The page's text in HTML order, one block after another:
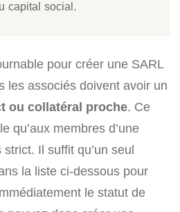
capital social.
pour créer une SARL
les associés doivent avoir un
ou collatéral proche. Ce
qu’aux membres d’une
Il suffit qu’un seul
la liste ci-dessous pour
le statut de